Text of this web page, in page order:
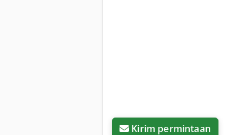
Kirim permintaan